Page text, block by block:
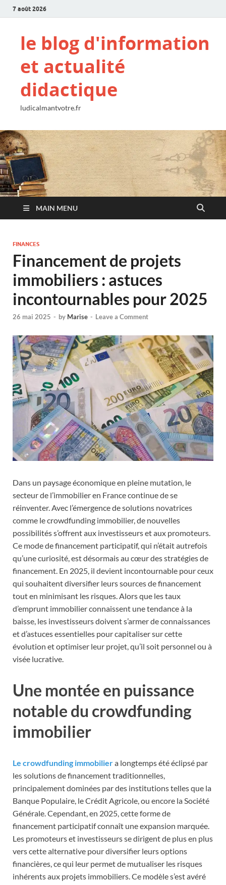
7 août 2026
le blog d'information
et actualité
didactique
ludicalmantvotre.fr
MAIN MENU
FINANCES
Financement de projets
immobiliers : astuces
incontournables pour 2025
26 mai 2025 - by Marise - Leave a Comment
Dans un paysage économique en pleine mutation, le
secteur de l’immobilier en France continue de se
réinventer. Avec l’émergence de solutions novatrices
comme le crowdfunding immobilier, de nouvelles
possibilités s’offrent aux investisseurs et aux promoteurs.
Ce mode de financement participatif, qui n’était autrefois
qu’une curiosité, est désormais au cœur des stratégies de
financement. En 2025, il devient incontournable pour ceux
qui souhaitent diversifier leurs sources de financement
tout en minimisant les risques. Alors que les taux
d’emprunt immobilier connaissent une tendance à la
baisse, les investisseurs doivent s’armer de connaissances
et d’astuces essentielles pour capitaliser sur cette
évolution et optimiser leur projet, qu’il soit personnel ou à
visée lucrative.
Une montée en puissance
notable du crowdfunding
immobilier
Le crowdfunding immobiliera longtemps été éclipsé par
les solutions de financement traditionnelles,
principalement dominées par des institutions telles que la
Banque Populaire, le Crédit Agricole, ou encore la Société
Générale. Cependant, en 2025, cette forme de
financement participatif connaît une expansion marquée.
Les promoteurs et investisseurs se dirigent de plus en plus
vers cette alternative pour diversifier leurs options
financières, ce qui leur permet de mutualiser les risques
inhérents aux projets immobiliers. Ce modèle s’est avéré